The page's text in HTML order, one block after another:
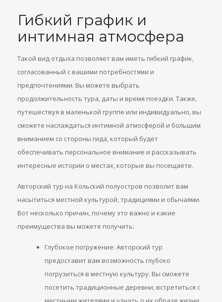
Гибкий график и
интимная атмосфера
Такой вид отдыха позволяет вам иметь гибкий график,
согласованный с вашими потребностями и
предпочтениями. Вы можете выбрать
продолжительность тура, даты и время поездки. Также,
путешествуя в маленькой группе или индивидуально, вы
сможете наслаждаться интимной атмосферой и большим
вниманием со стороны гида, который будет
обеспечивать персональное внимание и рассказывать
интересные истории о местах, которые вы посещаете.
Авторский тур на Кольский полуостров позволит вам
насытиться местной культурой, традициями и обычаями.
Вот несколько причин, почему это важно и какие
преимущества вы можете получить:
Глубокое погружение: Авторский тур
предоставит вам возможность глубоко
погрузиться в местную культуру. Вы сможете
посетить традиционные деревни, встретиться с